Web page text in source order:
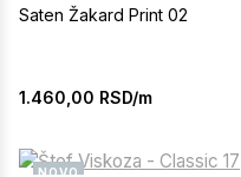
Saten Žakard Print 02
1.460,00 RSD/m
NOVO